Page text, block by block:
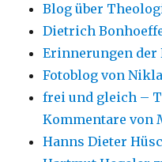
Blog über
Dietrich
Erinnerungen
Fotoblog von
frei und gleich –
Kommentare von
Hanns Dieter